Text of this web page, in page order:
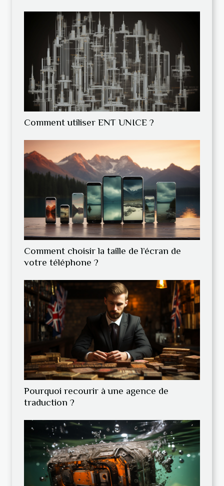
Comment utiliser ENT UNICE ?
Comment choisir la taille de l’écran de
votre téléphone ?
Pourquoi recourir à une agence de
traduction ?